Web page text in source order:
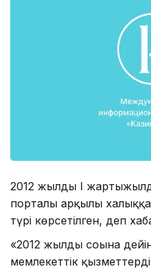
2012 жылдың І
порталы арқылы
түрі көрсетілген, деп
«2012 жылдың соңына
мемлекеттік